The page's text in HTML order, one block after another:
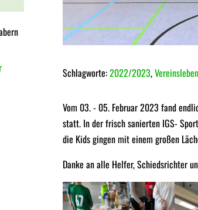
Schlagworte:2022/2023,
Vom 03. - 05. Februar 2023 fand
statt. In der frisch sanierten IGS-
die Kids gingen mit einem großen
Danke an alle Helfer, Schiedsrichter